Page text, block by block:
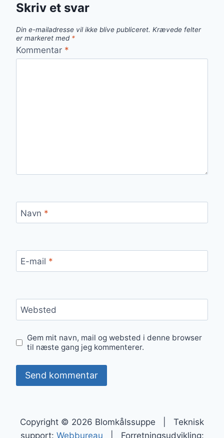
Skriv et svar
Din e-mailadresse vil ikke blive publiceret. Krævede felter
er markeret med *
Kommentar *
Navn *
E-mail *
Websted
Gem mit navn, mail og websted i denne browser
til næste gang jeg kommenterer.
Copyright © 2026 Blomkålssuppe | Teknisk
support: Webbureau | Forretningsudvikling: